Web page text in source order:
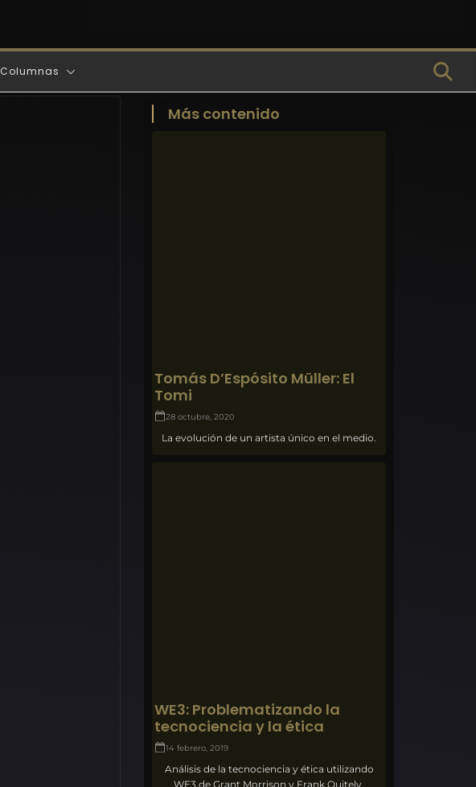
Columnas
Más contenido
Tomás D’Espósito Müller: El
Tomi
28 octubre, 2020
La evolución de un artista único en el medio.
WE3: Problematizando la
tecnociencia y la ética
14 febrero, 2019
Análisis de la tecnociencia y ética utilizando
WE3 de Grant Morrison y Frank Quitely.